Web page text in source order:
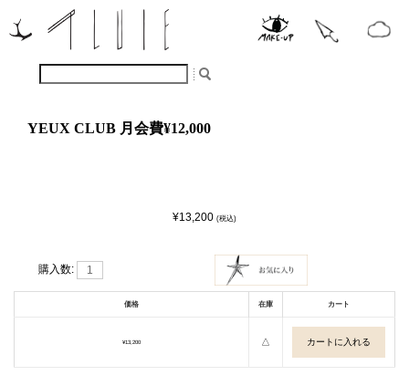
YEUX CLUB 月会費¥12,000
¥13,200 (税込)
購入数:
価格 在庫 カート
¥13,200 △